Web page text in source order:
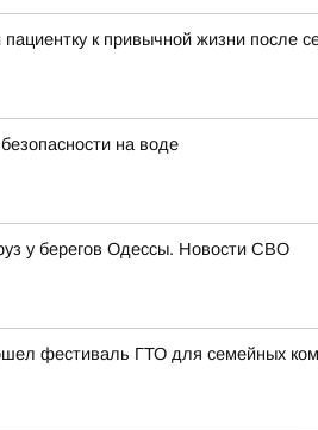
к привычной жизни после
на воде
у берегов Одессы. Новости СВО
фестиваль ГТО для семейных